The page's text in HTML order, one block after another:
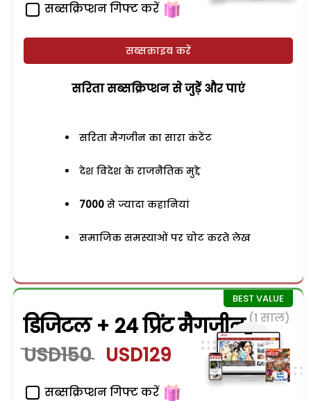
सब्सक्रिप्शन गिफ्ट करें
सब्सक्राइब करें
सरिता सब्सक्रिप्शन से जुड़ेें और पाएं
सरिता मैगजीन का सारा कंटेंट
देश विदेश के राजनैतिक मुद्दे
7000 से ज्यादा कहानियां
समाजिक समस्याओं पर चोट करते लेख
डिजिटल + 24 प्रिंट मैगजीन (1 साल)
USD150 USD129
सब्सक्रिप्शन गिफ्ट करें